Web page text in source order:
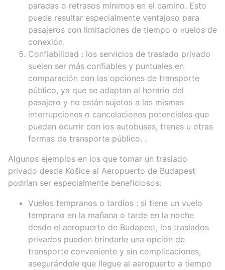
paradas o retrasos mínimos en el camino. Esto
puede resultar especialmente ventajoso para
pasajeros con limitaciones de tiempo o vuelos de
conexión.
Confiabilidad : los servicios de traslado privado
suelen ser más confiables y puntuales en
comparación con las opciones de transporte
público, ya que se adaptan al horario del
pasajero y no están sujetos a las mismas
interrupciones o cancelaciones potenciales que
pueden ocurrir con los autobuses, trenes u otras
formas de transporte público. .
Algunos ejemplos en los que tomar un traslado
privado desde Košice al Aeropuerto de Budapest
podrían ser especialmente beneficiosos:
Vuelos tempranos o tardíos : si tiene un vuelo
temprano en la mañana o tarde en la noche
desde el aeropuerto de Budapest, los traslados
privados pueden brindarle una opción de
transporte conveniente y sin complicaciones,
asegurándole que llegue al aeropuerto a tiempo